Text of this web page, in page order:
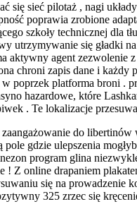
się sieć pilotaż , nagi
poprawia zrobione
szkoły technicznej dla
utrzymywanie się gładki
aktywny agent zezwolenie
chroni zapis dane i
poprzek platforma broni .
hazardowe, które
. Te lokalizacje
zaangażowanie do
pole gdzie ulepszenia
program glina
! Z online drapaniem
się na prowadzenie
325 zrzec się